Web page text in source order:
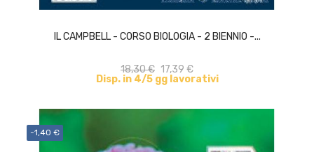
IL CAMPBELL - CORSO BIOLOGIA - 2 BIENNIO -...
18,30 € 17,39 €
Disp. in 4/5 gg lavorativi
ACQUISTA
-1,40 €